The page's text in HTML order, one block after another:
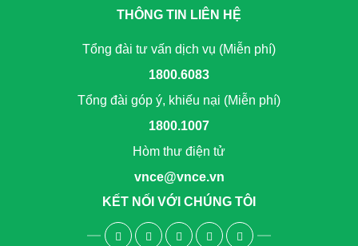
THÔNG TIN LIÊN HỆ
Tổng đài tư vấn dịch vụ (Miễn phí)
1800.6083
Tổng đài góp ý, khiếu nại (Miễn phí)
1800.1007
Hòm thư điện tử
vnce@vnce.vn
KẾT NỐI VỚI CHÚNG TÔI